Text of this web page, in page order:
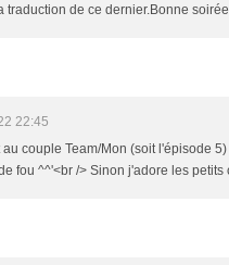
traduction de ce dernier.Bonne
22:45
couple Team/Mon (soit l'épisode
fou ^^'<br /> Sinon j'adore les